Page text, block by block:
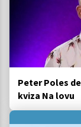
Peter Poles
kviza Na lovu